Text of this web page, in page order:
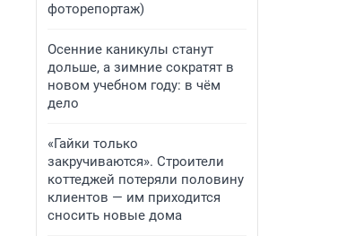
фоторепортаж)
Осенние каникулы станут
дольше, а зимние сократят в
новом учебном году: в чём
дело
«Гайки только
закручиваются». Строители
коттеджей потеряли половину
клиентов — им приходится
сносить новые дома